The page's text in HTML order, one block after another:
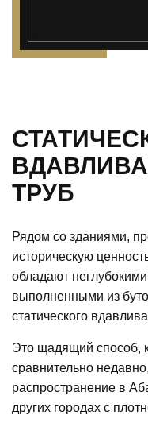
");">
ТРУБ
Рядом со зданиями,
историческую
обладают
выполненными из
статического
Это щадящий способ,
сравнительно
распространение в
других городах с